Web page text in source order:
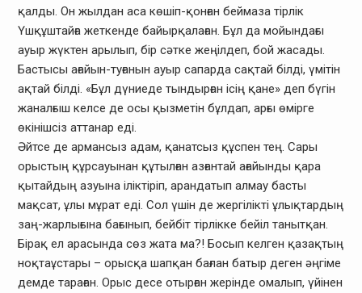
қалды. Он жылдан аса көшіп-қонған беймаза тірлік
Үшқұштайға жеткенде байырқалаған. Бұл да мойындағы
ауыр жүктен арылып, бір сәтке жеңілдеп, бой жасады.
Бастысы ағайын-туғанын ауыр сапарда сақтай білді, үмітін
ақтай білді. «Бұл дүниеде тындырған ісің қане» деп бүгін
жаналғыш келсе де осы қызметін бұлдап, арғы өмірге
өкінішсіз аттанар еді.
Әйтсе де армансыз адам, қанатсыз құспен тең. Сары
орыстың құрсауынан құтылған азғантай ағайынды қара
қытайдың азуына іліктіріп, арандатып алмау басты
мақсат, ұлы мұрат еді. Сол үшін де жергілікті ұлықтардың
заң-жарлығына бағынып, бейбіт тірлікке бейіл танытқан.
Бірақ ел арасында сөз жата ма?! Босып келген қазақтың
ноқтаұстары – орысқа шапқан бағлан батыр деген әңгіме
демде тараған. Орыс десе отырған жерінде омалып, үйінен